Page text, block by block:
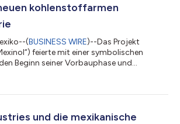
kohlenstoffarmen
(BUSINESS WIRE)--Das Projekt
feierte mit einer symbolischen
Beginn seiner Vorbauphase und
wohnten Diplomaten,
was die strategische Bedeutung des
und die mexikanische